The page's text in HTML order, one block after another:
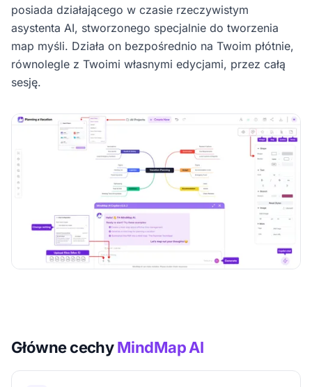
posiada działającego w czasie rzeczywistym
asystenta AI, stworzonego specjalnie do tworzenia
map myśli. Działa on bezpośrednio na Twoim płótnie,
równolegle z Twoimi własnymi edycjami, przez całą
sesję.
Główne cechyMindMap AI